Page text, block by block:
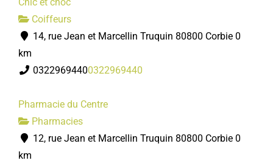
Coiffeurs
14, rue Jean et Marcellin Truquin 80800 Corbie 0
km
03229694400322969440
Pharmacie du Centre
Pharmacies
12, rue Jean et Marcellin Truquin 80800 Corbie 0
km